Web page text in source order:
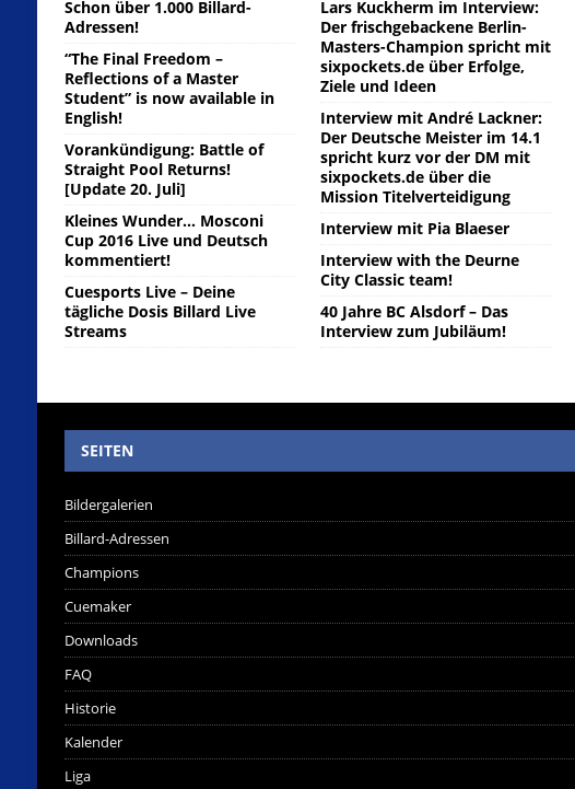
Schon über 1.000 Billard-
Adressen!
“The Final Freedom –
Reflections of a Master
Student” is now available in
English!
Vorankündigung: Battle of
Straight Pool Returns!
[Update 20. Juli]
Kleines Wunder… Mosconi
Cup 2016 Live und Deutsch
kommentiert!
Cuesports Live – Deine
tägliche Dosis Billard Live
Streams
Lars Kuckherm im Interview:
Der frischgebackene Berlin-
Masters-Champion spricht mit
sixpockets.de über Erfolge,
Ziele und Ideen
Interview mit André Lackner:
Der Deutsche Meister im 14.1
spricht kurz vor der DM mit
sixpockets.de über die
Mission Titelverteidigung
Interview mit Pia Blaeser
Interview with the Deurne
City Classic team!
40 Jahre BC Alsdorf – Das
Interview zum Jubiläum!
SEITEN
Bildergalerien
Billard-Adressen
Champions
Cuemaker
Downloads
FAQ
Historie
Kalender
Liga